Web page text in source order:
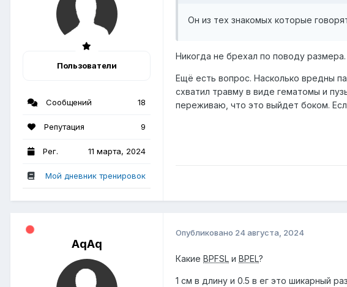
Пользователи
Сообщений 18
Репутация 9
Рег. 11 марта, 2024
Мой дневник тренировок
Он из тех знакомых которые
Никогда не брехал по поводу
Ещё есть вопрос. Насколько вредны
схватил травму в виде гематомы и
переживаю, что это выйдет боком.
AqAq
Опубликовано 24 августа, 2024
Какие BPFSL и BPEL?
1 см в длину и 0.5 в ег это шикарный